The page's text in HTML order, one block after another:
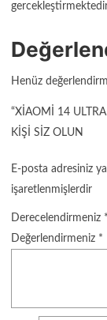
Henüz
“XIAOMI 14
KIŞI SIZ OLUN
E-posta adresiniz
işaretlenmişlerdir
Derecelendirmeniz *
Değerlendirmeniz *